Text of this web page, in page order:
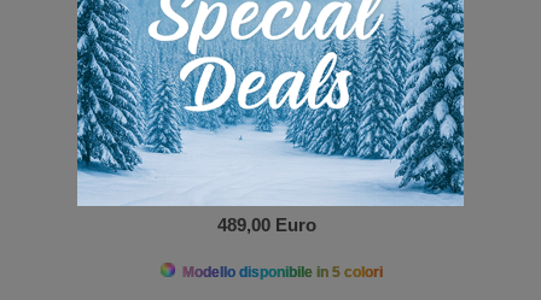
489,00 Euro
Modello disponibile in 5 colori